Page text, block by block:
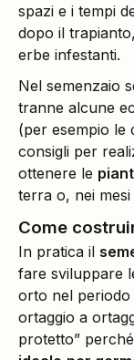
spazi e i tempi
dopo il
erbe infestanti.
Nel semenzaio
tranne alcune
(per esempio le
consigli per
ottenere le
terra o, nei
Come
In pratica il
fare sviluppare
orto nel
ortaggio a
protetto”